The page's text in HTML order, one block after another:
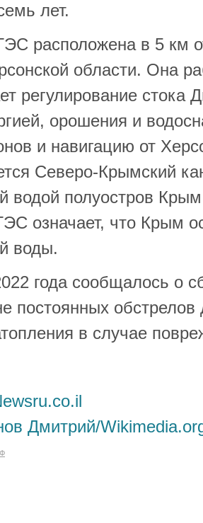
лет.
расположена в 5 км
области. Она
регулирование стока
орошения и
и навигацию от
Северо-Крымский
водой полуостров
означает, что Крым
воды.
года сообщалось о
постоянных
в случае
Дмитрий/